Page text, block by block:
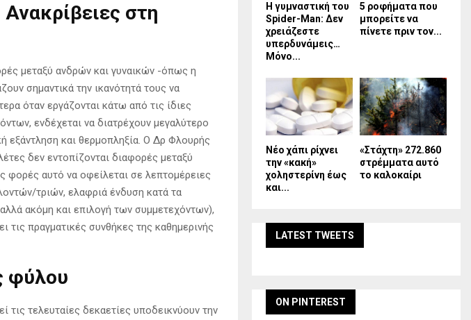
στη
μεταξύ ανδρών και γυναικών -όπως η
σημαντικά την ικανότητά τους να
όταν εργάζονται κάτω από τις ίδιες
ενδέχεται να διατρέχουν μεγαλύτερο
εξάντληση και θερμοπληξία. Ο Δρ Φλουρής
δεν εντοπίζονται διαφορές μεταξύ
φορές αυτό να οφείλεται σε λεπτομέρειες
τριών, ελαφριά ένδυση κατά τα
ακόμη και επιλογή των συμμετεχόντων),
τις πραγματικές συνθήκες της καθημερινής
φύλου
τις τελευταίες δεκαετίες υποδεικνύουν την
Η γυμναστική του
Spider-Man: Δεν
χρειάζεστε
υπερδυνάμεις…
Μόνο...
5 ροφήματα που
μπορείτε να
πίνετε πριν τον...
Νέο χάπι ρίχνει
την «κακή»
χοληστερίνη έως
και...
«Στάχτη» 272.860
στρέμματα αυτό
το καλοκαίρι
LATEST TWEETS
ON PINTEREST